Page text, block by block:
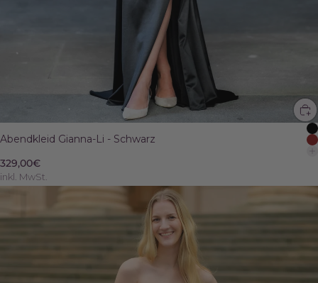
Abendkleid Gianna-Li - Schwarz
329,00€
inkl. MwSt.